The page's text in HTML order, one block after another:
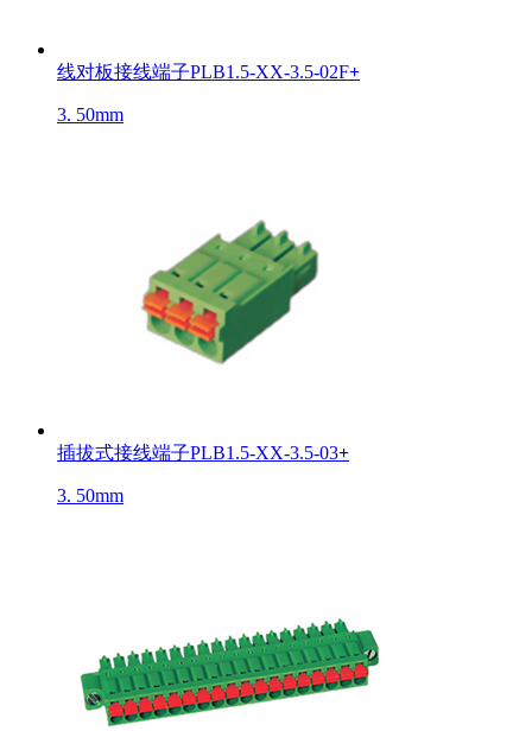
线对板接线端子PLB1.5-XX-3.5-02F+
3. 50mm
插拔式接线端子PLB1.5-XX-3.5-03+
3. 50mm